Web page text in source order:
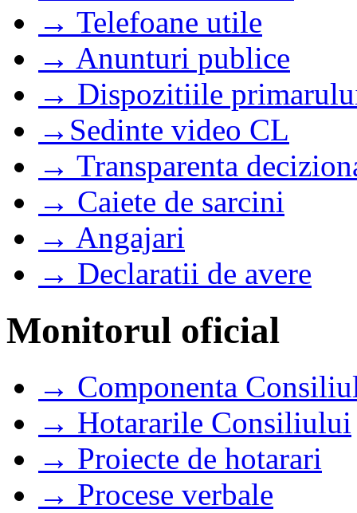
→ Telefoane utile
→ Anunturi publice
→ Dispozitiile
→Sedinte video CL
→ Transparenta
→ Caiete de sarcini
→ Angajari
→ Declaratii de avere
Monitorul oficial
→ Componenta
→ Hotararile Consiliului
→ Proiecte de hotarari
→ Procese verbale